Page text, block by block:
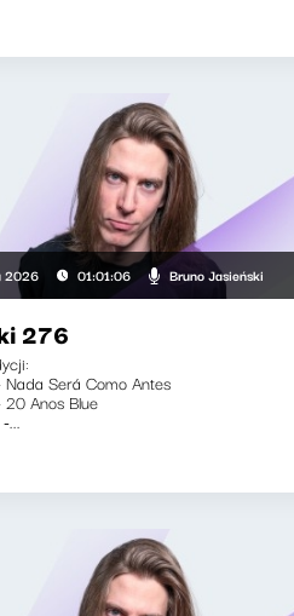
2026 01:01:06 Bruno Jasieński
276
Nada Será Como Antes
20 Anos Blue
...